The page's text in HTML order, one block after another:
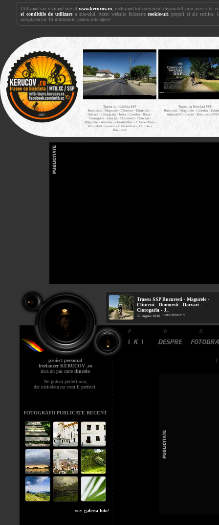
Utilizand sau vizitand site-ulwww.kerucov.ro , incluzand tot continutul disponibil prin acest site,
si conditiile de utilizare a site-ului. Acest website folosestecookie-uri proprii si ale tertilor,
acceptarea lor. Iti multumim pentru intelegere!
Traseu cu bicicleta SSP
Bucuresti - Magurele - Clinceni - Domnesti -
Darvari - Ciorogarla - Joita - Cosoba - Bacu -
Ciorogarla - Darvari - Domnesti - Clinceni -
Magurele - Alunisu - Darasti-Ilfov - 1 Decembrie -
Adunatii-Copaceni - 1 Decembrie - Alunisu -
Bucuresti
Traseu cu bicicleta SSP
Bucuresti - Magurele - Cosoba -
Adunatii-Copaceni - Bucuresti
Traseu SSP Bucuresti - Magurele -
Clinceni - Domnesti - Darvari -
Ciorogarla - J...
07 august 2026 / via mtb.kerucov.ro
proiect personal
freelancer KERUCOV .ro
inca un pas catre dincolo
Ne putem perfectiona,
dar niciodata nu vom fi perfecti.
FOTOGRAFII PUBLICATE RECENT
vezi galeria foto!
|